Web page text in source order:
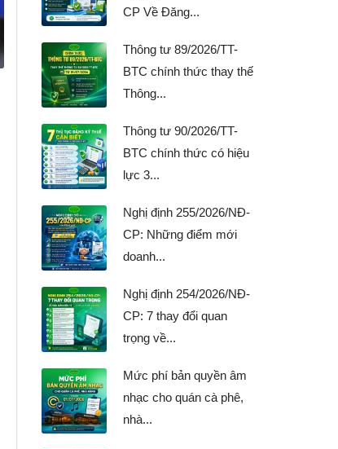
CP Về Đăng...
Thông tư 89/2026/TT-
BTC chính thức thay thế
Thông...
Thông tư 90/2026/TT-
BTC chính thức có hiệu
lực 3...
Nghị định 255/2026/NĐ-
CP: Những điểm mới
doanh...
Nghị định 254/2026/NĐ-
CP: 7 thay đổi quan
trọng về...
Mức phí bản quyền âm
nhạc cho quán cà phê,
nhà...